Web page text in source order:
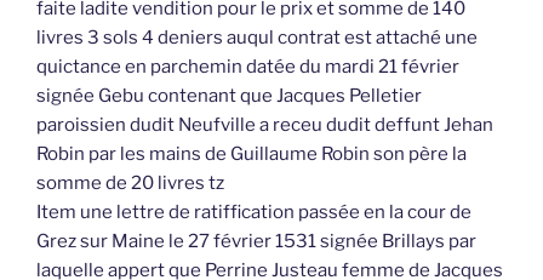
faite ladite vendition pour le prix et somme de 140
livres 3 sols 4 deniers auqul contrat est attaché une
quictance en parchemin datée du mardi 21 février
signée Gebu contenant que Jacques Pelletier
paroissien dudit Neufville a receu dudit deffunt Jehan
Robin par les mains de Guillaume Robin son père la
somme de 20 livres tz
Item une lettre de ratiffication passée en la cour de
Grez sur Maine le 27 février 1531 signée Brillays par
laquelle appert que Perrine Justeau femme de Jacques